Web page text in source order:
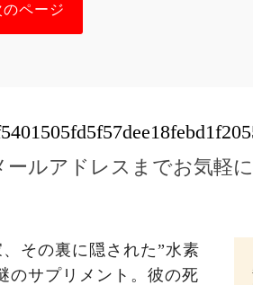
のページ
ルアドレスまでお気軽
その裏に隠された”水素
のサプリメント。彼の死